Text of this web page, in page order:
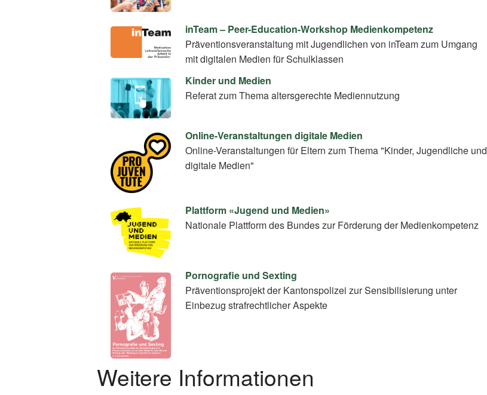
inTeam – Peer-Education-Workshop Medienkompetenz
Präventionsveranstaltung mit Jugendlichen von inTeam zum Umgang
mit digitalen Medien für Schulklassen
Kinder und Medien
Referat zum Thema altersgerechte Mediennutzung
Online-Veranstaltungen digitale Medien
Online-Veranstaltungen für Eltern zum Thema "Kinder, Jugendliche und
digitale Medien"
Plattform «Jugend und Medien»
Nationale Plattform des Bundes zur Förderung der Medienkompetenz
Pornografie und Sexting
Präventionsprojekt der Kantonspolizei zur Sensibilisierung unter
Einbezug strafrechtlicher Aspekte
Weitere Informationen